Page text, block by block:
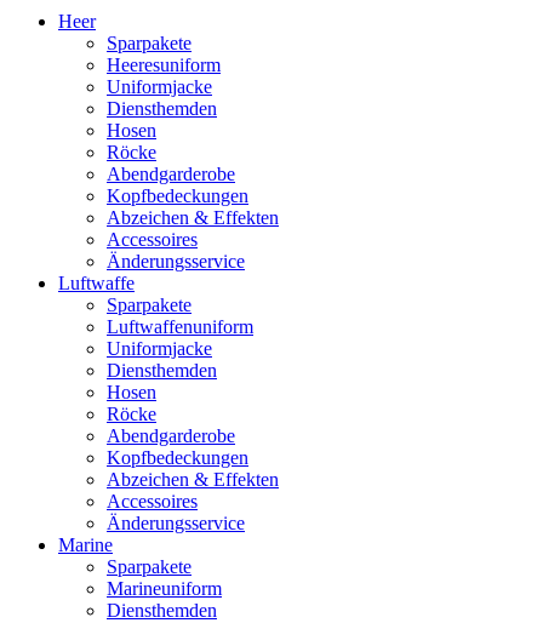
Heer
Sparpakete
Heeresuniform
Uniformjacke
Diensthemden
Hosen
Röcke
Abendgarderobe
Kopfbedeckungen
Abzeichen & Effekten
Accessoires
Änderungsservice
Luftwaffe
Sparpakete
Luftwaffenuniform
Uniformjacke
Diensthemden
Hosen
Röcke
Abendgarderobe
Kopfbedeckungen
Abzeichen & Effekten
Accessoires
Änderungsservice
Marine
Sparpakete
Marineuniform
Diensthemden